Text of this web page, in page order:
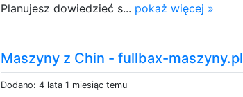
Planujesz dowiedzieć s... pokaż więcej »
Maszyny z Chin - fullbax-maszyny.pl
Dodano: 4 lata 1 miesiąc temu